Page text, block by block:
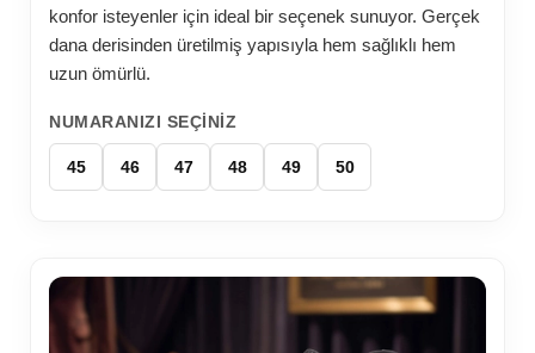
konfor isteyenler için ideal bir seçenek sunuyor. Gerçek
dana derisinden üretilmiş yapısıyla hem sağlıklı hem
uzun ömürlü.
NUMARANIZI SEÇINIZ
45 46 47 48 49 50